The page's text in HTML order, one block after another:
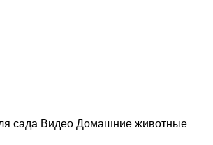
сада Видео Домашние животные